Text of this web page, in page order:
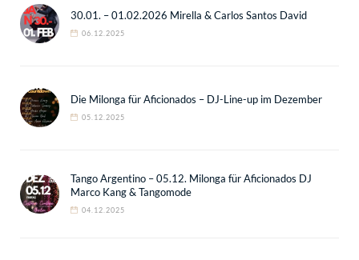
30.01. – 01.02.2026 Mirella & Carlos Santos David
06.12.2025
Die Milonga für Aficionados – DJ-Line-up im Dezember
05.12.2025
Tango Argentino – 05.12. Milonga für Aficionados DJ
Marco Kang & Tangomode
04.12.2025